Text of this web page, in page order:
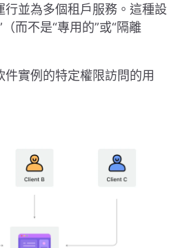
行並為多個租戶服務。這種設
而不是“專用的”或“隔離
實例的特定權限訪問的用